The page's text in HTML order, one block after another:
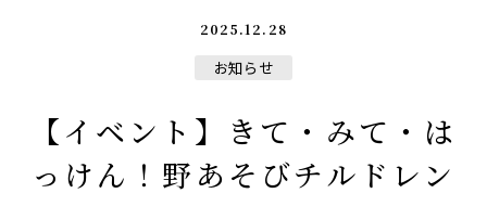
2025.12.28
お知らせ
【イベント】きて・みて・は
っけん！野あそびチルドレン